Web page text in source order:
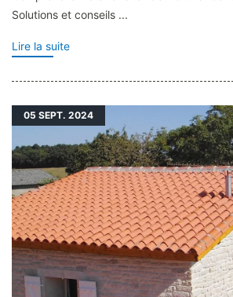
Solutions et conseils ...
Lire la suite
05 SEPT. 2024